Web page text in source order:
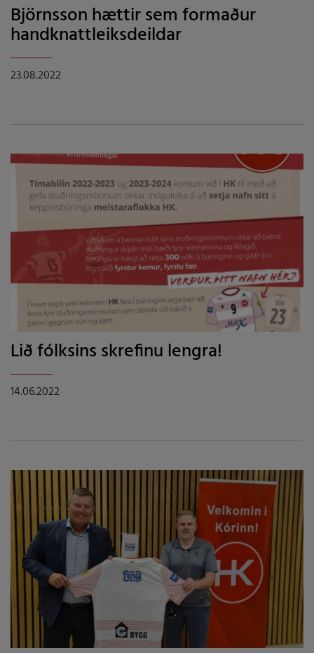
Björnsson hættir sem formaður
handknattleiksdeildar
23.08.2022
Lið fólksins skrefinu lengra!
14.06.2022